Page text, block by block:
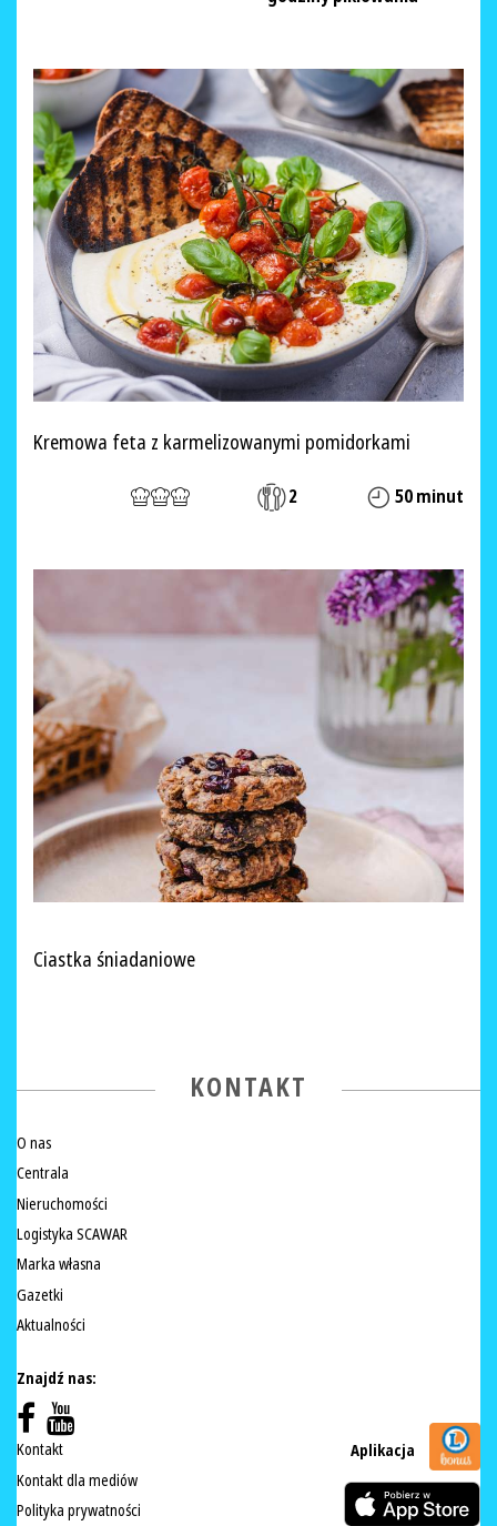
Kremowa feta z karmelizowanymi pomidorkami
2 50 minut
Ciastka śniadaniowe
KONTAKT
O nas
Centrala
Nieruchomości
Logistyka SCAWAR
Marka własna
Gazetki
Aktualności
Znajdź nas:
Kontakt
Kontakt dla mediów
Polityka prywatności
Aplikacja